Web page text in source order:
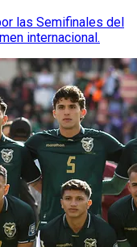
las Semifinales del
internacional.